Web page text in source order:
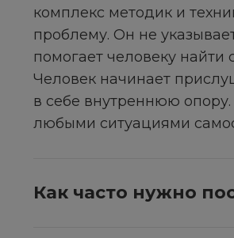
комплекс методик и
проблему. Он не
помогает человеку
Человек начинает
в себе внутреннюю
любыми ситуациями
Как часто нужно